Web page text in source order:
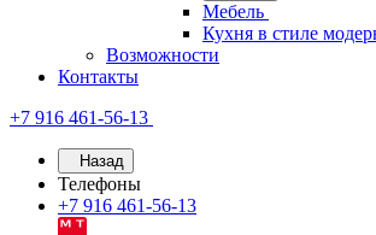
Мебель
Кухня в стиле
Возможности
Контакты
+7 916 461-56-13
Назад
Телефоны
+7 916 461-56-13